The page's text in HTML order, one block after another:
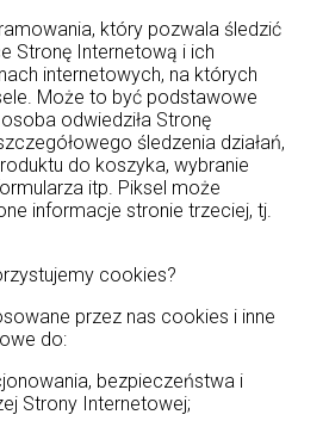
który pozwala śledzić
Stronę Internetową i ich
internetowych, na których
Może to być podstawowe
odwiedziła Stronę
śledzenia działań,
do koszyka, wybranie
itp. Piksel może
informacje stronie trzeciej, tj.
cookies?
przez nas cookies i inne
do:
bezpieczeństwa i
Strony Internetowej;